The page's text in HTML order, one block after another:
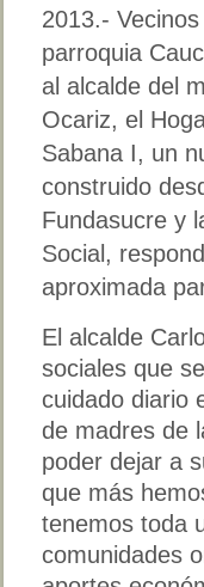
2013.-
parroquia
al alcalde del
Ocariz, el
Sabana I, un
construido
Fundasucre y
Social,
aproximada
El alcalde
sociales que
cuidado diario
de madres de
poder dejar a
que más
tenemos toda
comunidades